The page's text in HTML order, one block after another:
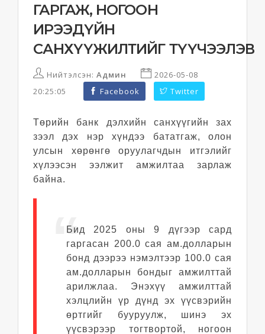
ГАРГАЖ, НОГООН
ИРЭЭДҮЙН
САНХҮҮЖИЛТИЙГ ТҮҮЧЭЭЛЭВ
Нийтэлсэн: Админ
2026-05-08
20:25:05
Facebook Twitter
Төрийн банк дэлхийн санхүүгийн зах
зээл дэх нэр хүндээ бататгаж, олон
улсын хөрөнгө оруулагчдын итгэлийг
хүлээсэн ээлжит амжилтаа зарлаж
байна.
Бид 2025 оны 9 дүгээр сард
гаргасан 200.0 сая ам.долларын
бонд дээрээ нэмэлтээр 100.0 сая
ам.долларын бондыг амжилттай
арилжлаа. Энэхүү амжилттай
хэлцлийн үр дүнд эх үүсвэрийн
өртгийг бууруулж, шинэ эх
үүсвэрээр тогтвортой, ногоон